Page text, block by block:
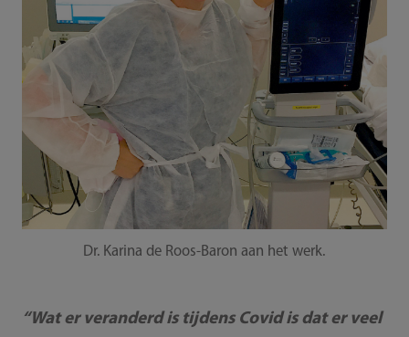
Dr. Karina de Roos-Baron aan het werk.
“Wat er veranderd is tijdens Covid is dat er veel